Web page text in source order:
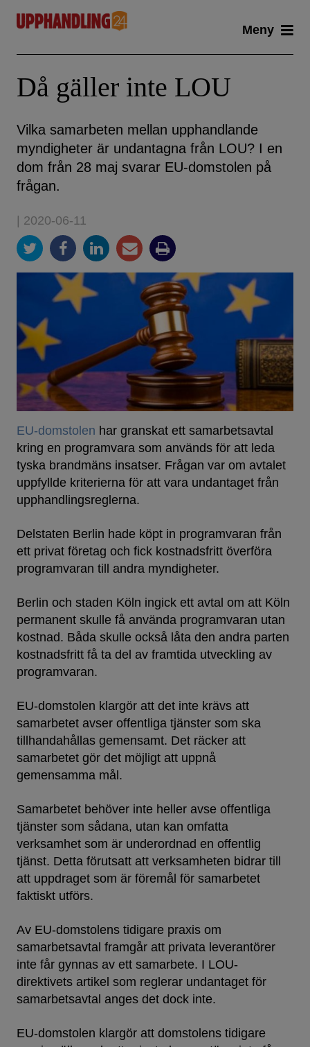
content
Meny
Då gäller inte LOU
Vilka samarbeten mellan upphandlande
myndigheter är undantagna från LOU? I en
dom från 28 maj svarar EU-domstolen på
frågan.
| 2020-06-11
EU-domstolen har granskat ett samarbetsavtal
kring en programvara som används för att leda
tyska brandmäns insatser. Frågan var om avtalet
uppfyllde kriterierna för att vara undantaget från
upphandlingsreglerna.
Delstaten Berlin hade köpt in programvaran från
ett privat företag och fick kostnadsfritt överföra
programvaran till andra myndigheter.
Berlin och staden Köln ingick ett avtal om att Köln
permanent skulle få använda programvaran utan
kostnad. Båda skulle också låta den andra parten
kostnadsfritt få ta del av framtida utveckling av
programvaran.
EU-domstolen klargör att det inte krävs att
samarbetet avser offentliga tjänster som ska
tillhandahållas gemensamt. Det räcker att
samarbetet gör det möjligt att uppnå
gemensamma mål.
Samarbetet behöver inte heller avse offentliga
tjänster som sådana, utan kan omfatta
verksamhet som är underordnad en offentlig
tjänst. Detta förutsatt att verksamheten bidrar till
att uppdraget som är föremål för samarbetet
faktiskt utförs.
Av EU-domstolens tidigare praxis om
samarbetsavtal framgår att privata leverantörer
inte får gynnas av ett samarbete. I LOU-
direktivets artikel som reglerar undantaget för
samarbetsavtal anges det dock inte.
EU-domstolen klargör att domstolens tidigare